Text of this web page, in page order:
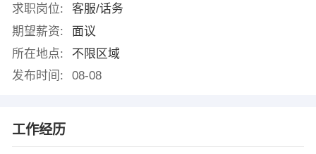
求职岗位:
客服/话务
期望薪资:
面议
所在地点:
不限区域
发布时间:
08-08
工作经历